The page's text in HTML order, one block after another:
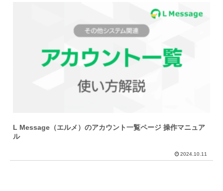
L Message（エルメ）のアカウント一覧ページ 操作マニュア
ル
2024.10.11